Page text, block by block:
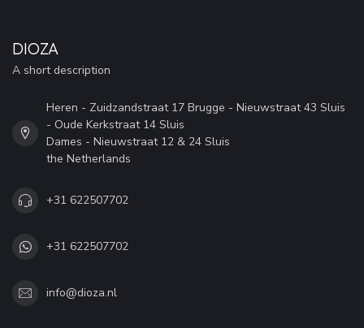
DIOZA
A short description
Heren - Zuidzandstraat 17 Brugge - Nieuwstraat 43 Sluis
- Oude Kerkstraat 14 Sluis
Dames - Nieuwstraat 12 & 24 Sluis
the Netherlands
+31 622507702
+31 622507702
info@dioza.nl